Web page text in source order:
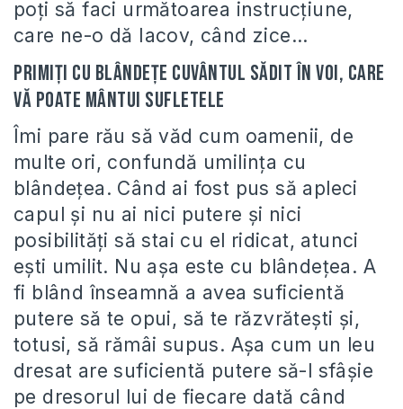
poți să faci următoarea instrucțiune,
care ne-o dă Iacov, când zice…
Primiți cu blândețe Cuvântul sădit în voi, care
vă poate mântui sufletele
Îmi pare rău să văd cum oamenii, de
multe ori, confundă umilința cu
blândețea. Când ai fost pus să apleci
capul și nu ai nici putere și nici
posibilități să stai cu el ridicat, atunci
ești umilit. Nu așa este cu blândețea. A
fi blând înseamnă a avea suficientă
putere să te opui, să te răzvrătești și,
totusi, să rămâi supus. Așa cum un leu
dresat are suficientă putere să-l sfâșie
pe dresorul lui de fiecare dată când